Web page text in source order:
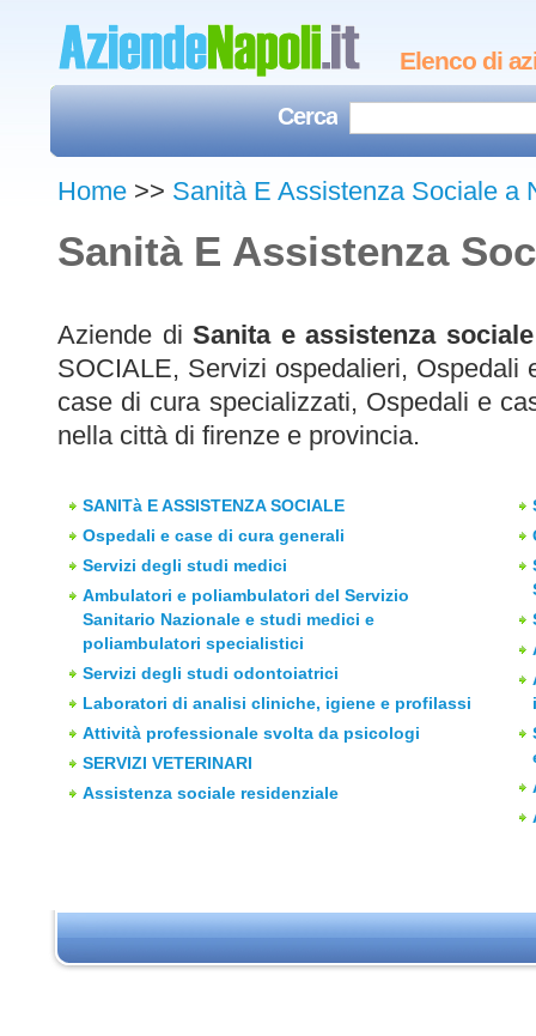
Elenco di
Cerca
Home >> Sanità E Assistenza Sociale a
Sanità E Assistenza
Aziende diSanita e assistenza sociale
SOCIALE, Servizi ospedalieri, Ospedali
case di cura specializzati, Ospedali e
nella città di firenze e provincia.
SANITà E ASSISTENZA SOCIALE
Ospedali e case di cura generali
Servizi degli studi medici
Ambulatori e poliambulatori del Servizio
Sanitario Nazionale e studi medici e
poliambulatori specialistici
Servizi degli studi odontoiatrici
Laboratori di analisi cliniche, igiene e profilassi
Attività professionale svolta da psicologi
SERVIZI VETERINARI
Assistenza sociale residenziale